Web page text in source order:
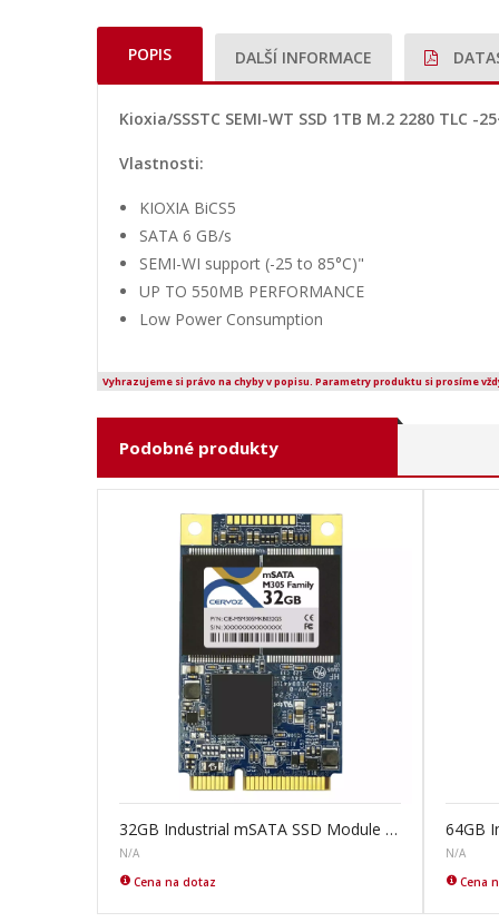
POPIS DALŠÍ INFORMACE
Kioxia/SSSTC SEMI-WT SSD 1TB M.2 2280 TLC -
Vlastnosti:
KIOXIA BiCS5
SATA 6 GB/s
SEMI-WI support (-25 to 85°C)"
UP TO 550MB PERFORMANCE
Low Power Consumption
Vyhrazujeme si právo na chyby v popisu. Parametry produktu si prosíme
Podobné produkty
32GB Industrial mSATA SSD Module M305
N/A
Cena na dotaz
N/A
Cena